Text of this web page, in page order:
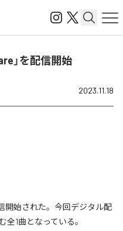
」を配信開始
2023.11.18
開始された。今回デジタル配
全1曲となっている。